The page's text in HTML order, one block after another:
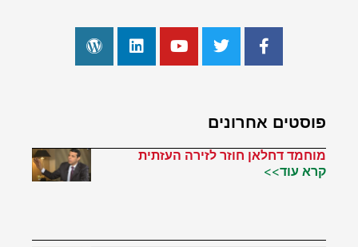
פוסטים אחרונים
מוחמד דחלאן חוזר לזירה העזתית
קרא עוד>>